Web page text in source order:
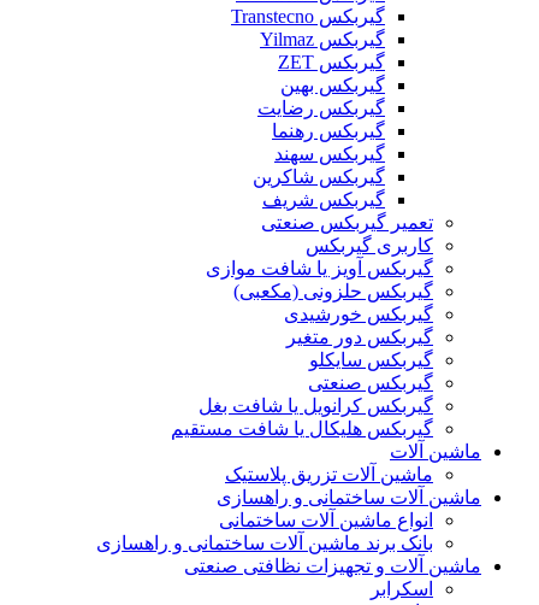
گیربکس Transtecno
گیربکس Yilmaz
گیربکس ZET
گیربکس بهین
گیربکس رضایت
گیربکس رهنما
گیربکس سهند
گیربکس شاکرین
گیربکس شریف
تعمیر گیربکس صنعتی
کاربری گیربکس
گیربکس آویز یا شافت موازی
گیربکس حلزونی (مکعبی)
گیربکس خورشیدی
گیربکس دور متغیر
گیربکس سایکلو
گیربکس صنعتی
گیربکس کرانویل یا شافت بغل
گیربکس هلیکال یا شافت مستقیم
ماشین آلات
ماشین آلات تزریق پلاستیک
ماشین آلات ساختمانی و راهسازی
انواع ماشین آلات ساختمانی
بانک برند ماشین آلات ساختمانی و راهسازی
ماشین آلات و تجهیزات نظافتی صنعتی
اسکرابر